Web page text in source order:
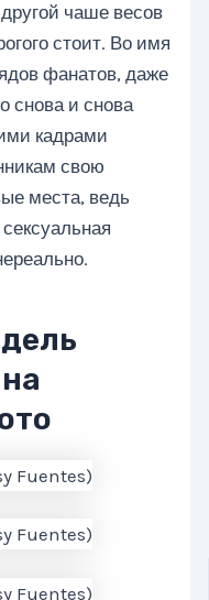
чаше весов
стоит. Во имя
фанатов, даже
снова и снова
кадрами
свою
места, ведь